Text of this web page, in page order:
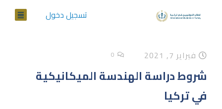
تسجيل دخول
فبراير 7, 2021 0
شروط دراسة الهندسة الميكانيكية
في تركيا